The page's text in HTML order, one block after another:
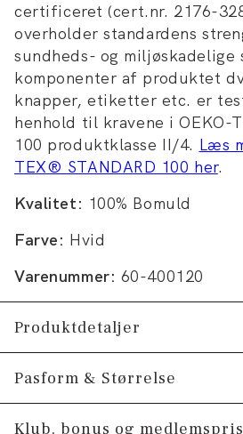
certificeret (cert.nr. 2176-
overholder standardens
sundheds- og
komponenter af produktet
knapper, etiketter etc. er
henhold til kravene i OEKO-
100 produktklasse II/4. Læs
TEX® STANDARD 100 her.
Kvalitet: 100% Bomuld
Farve: Hvid
Varenummer: 60-400120
Produktdetaljer
Fremstillet i 100% bomuld.
Logomærke nederst på
Pasform & Størrelse
Fit:Oversize fit
Klub, bonus og